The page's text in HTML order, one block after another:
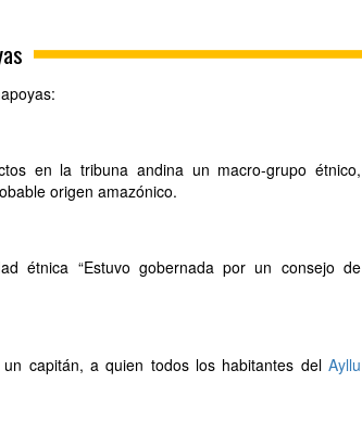
en la tribuna andina un macro-grupo étnico,
origen amazónico.
étnica “Estuvo gobernada por un consejo de
capitán, a quien todos los habitantes del Ayllu